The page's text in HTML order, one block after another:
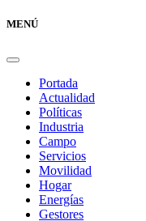
MENÚ
Portada
Actualidad
Políticas
Industria
Campo
Servicios
Movilidad
Hogar
Energías
Gestores